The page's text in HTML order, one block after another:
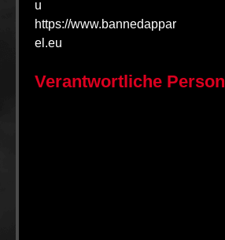
u
https://www.bannedappar
el.eu
Verantwortliche Person